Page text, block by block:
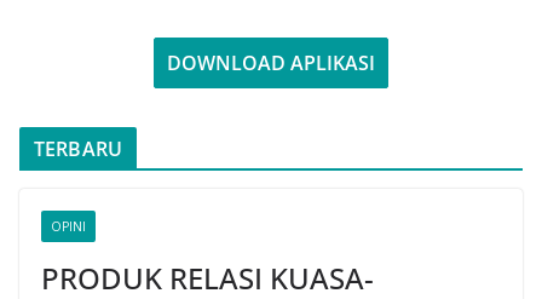
DOWNLOAD APLIKASI
TERBARU
OPINI
PRODUK RELASI KUASA-